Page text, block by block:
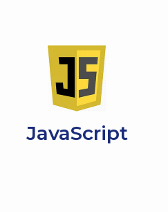
JavaScript